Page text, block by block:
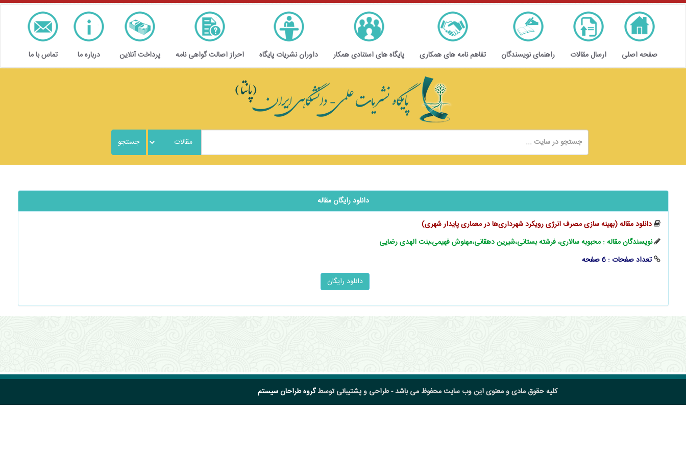
صفحه اصلی ارسال مقالات راهنمای نویسندگان تفاهم نامه های همکاری پایگاه های استنادی همکار داوران نشریات پایگاه احراز اصالت گواهی نامه پرداخت آنلاین درباره ما تماس با ما
دانلود رایگان مقاله
دانلود مقاله (بهینه سازی مصرف انرژی رویکرد شهرداری‌ها در معماری پایدار شهری)
نویسندگان مقاله : محبوبه سالاری، فرشته بستانی،شیرین دهقانی،مهنوش فهیمی،بنت الهدی رضایی
تعداد صفحات : 6 صفحه
کلیه حقوق مادی و معنوی این وب سایت محفوظ می باشد - طراحی و پشتیبانی توسطگروه طراحان سیستم